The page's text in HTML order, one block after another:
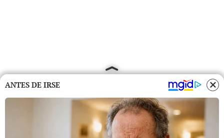
ANTES DE IRSE